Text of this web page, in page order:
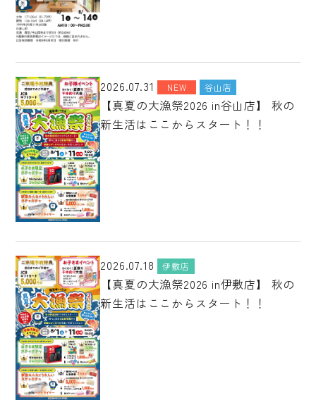
2026.07.31 NEW 谷山店
【真夏の大漁祭2026 in谷山店】 秋の
新生活はここからスタート！！
2026.07.18 伊敷店
【真夏の大漁祭2026 in伊敷店】 秋の
新生活はここからスタート！！